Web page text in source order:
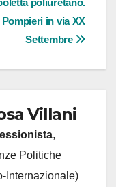
poliuretano.
Pompieri in via XX
Settembre
Villani
,
Politiche
Internazionale)